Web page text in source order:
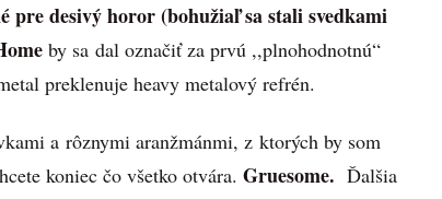
pre desivý horor (bohužiaľ sa stali svedkami
by sa dal označiť za prvú ,,plnohodnotnú“
preklenuje heavy metalový refrén.
a rôznymi aranžmánmi, z ktorých by som
koniec čo všetko otvára. Gruesome. Ďalšia